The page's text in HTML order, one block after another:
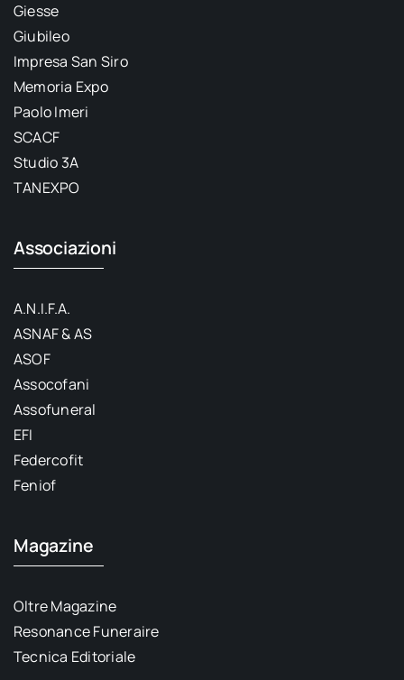
Giesse
Giubileo
Impresa San Siro
Memoria Expo
Paolo Imeri
SCACF
Studio 3A
TANEXPO
Associazioni
A.N.I.F.A.
ASNAF & AS
ASOF
Assocofani
Assofuneral
EFI
Federcofit
Feniof
Magazine
Oltre Magazine
Resonance Funeraire
Tecnica Editoriale